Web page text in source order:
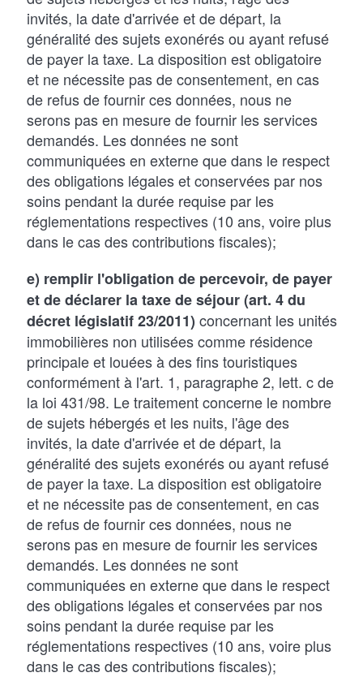
invités, la date d'arrivée et de départ, la
généralité des sujets exonérés ou ayant refusé
de payer la taxe. La disposition est obligatoire
et ne nécessite pas de consentement, en cas
de refus de fournir ces données, nous ne
serons pas en mesure de fournir les services
demandés. Les données ne sont
communiquées en externe que dans le respect
des obligations légales et conservées par nos
soins pendant la durée requise par les
réglementations respectives (10 ans, voire plus
dans le cas des contributions fiscales);
e) remplir l'obligation de percevoir, de payer
et de déclarer la taxe de séjour (art. 4 du
décret législatif 23/2011) concernant les unités
immobilières non utilisées comme résidence
principale et louées à des fins touristiques
conformément à l'art. 1, paragraphe 2, lett. c de
la loi 431/98. Le traitement concerne le nombre
de sujets hébergés et les nuits, l'âge des
invités, la date d'arrivée et de départ, la
généralité des sujets exonérés ou ayant refusé
de payer la taxe. La disposition est obligatoire
et ne nécessite pas de consentement, en cas
de refus de fournir ces données, nous ne
serons pas en mesure de fournir les services
demandés. Les données ne sont
communiquées en externe que dans le respect
des obligations légales et conservées par nos
soins pendant la durée requise par les
réglementations respectives (10 ans, voire plus
dans le cas des contributions fiscales);